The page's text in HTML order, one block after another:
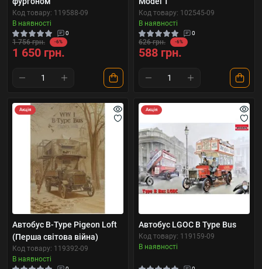
Код товару: 119588-09
В наявності
0
1 756 грн. -6%
1 650 грн.
Код товару: 102545-09
В наявності
0
626 грн. -6%
588 грн.
Акція
Автобус B-Type Pigeon Loft
(Перша світова війна)
Код товару: 119392-09
В наявності
Акція
Автобус LGOC B Type Bus
Код товару: 119159-09
В наявності